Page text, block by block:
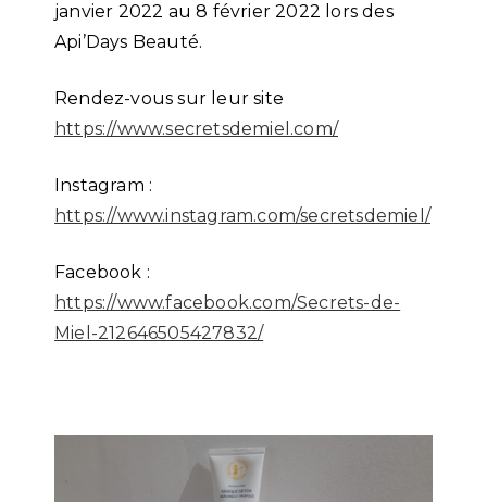
janvier 2022 au 8 février 2022 lors des
Api’Days Beauté.
Rendez-vous sur leur site
https://www.secretsdemiel.com/
Instagram :
https://www.instagram.com/secretsdemiel/
Facebook :
https://www.facebook.com/Secrets-de-
Miel-212646505427832/